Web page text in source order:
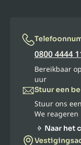
0800 4444
Bereikbaar
uur
Stuur een
Stuur ons
We
Naar het